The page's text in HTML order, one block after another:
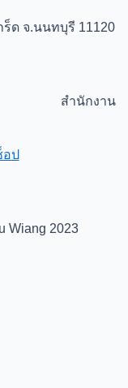
ร็ด จ.นนทบุรี 11120
นค้า สำนักงาน
ป
Wiang 2023